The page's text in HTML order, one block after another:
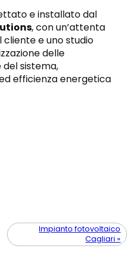
e installato dal
, con un’attenta
cliente e uno studio
delle
sistema,
efficienza energetica
Impianto fotovoltaico
Cagliari »